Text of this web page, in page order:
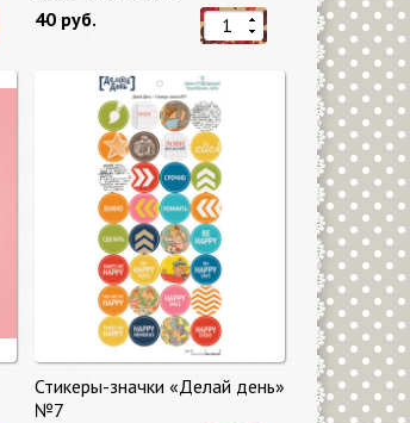
40 руб.
Стикеры-значки «Делай день»
№7